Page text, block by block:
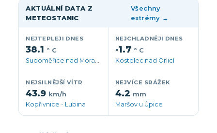
AKTUÁLNÍ DATA Z
METEOSTANIC
Všechny
extrémy →
NEJTEPLEJI DNES
38.1 ° C
NEJCHLADNĚJI DNES
-1.7 ° C
Kostelec nad Orlicí
NEJSILNĚJŠÍ VÍTR
43.9 km/h
Kopřivnice - Lubina
NEJVÍCE SRÁŽEK
4.2 mm
Maršov u Úpice